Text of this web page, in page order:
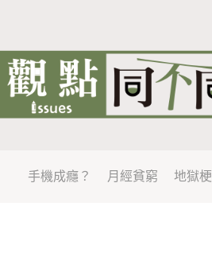
手機成癮？ 月經貧窮 地獄梗